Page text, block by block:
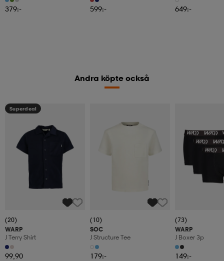
379:- 599:- 649:-
Andra köpte också
Superdeal
(20)
WARP
J Terry Shirt
99,90
(10)
SOC
J Structure Tee
179:-
(73)
WARP
J Boxer 3p
149:-